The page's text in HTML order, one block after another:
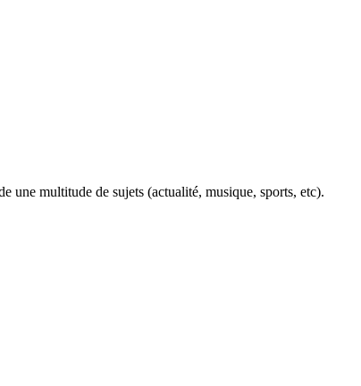
une multitude de sujets (actualité, musique, sports, etc).